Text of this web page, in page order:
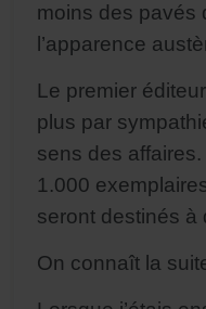
moins des pavés
l’apparence
Le premier
plus par
sens des
1.000
seront destinés à
On connaît la